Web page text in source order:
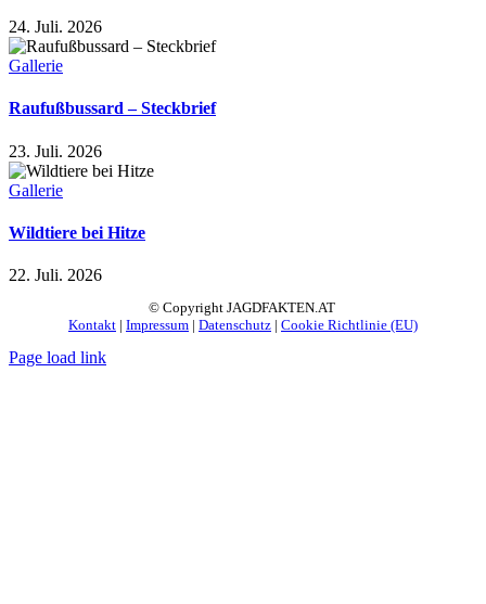
24. Juli. 2026
Gallerie
Raufußbussard – Steckbrief
23. Juli. 2026
Gallerie
Wildtiere bei Hitze
22. Juli. 2026
© Copyright JAGDFAKTEN.AT
Kontakt | Impressum | Datenschutz | Cookie Richtlinie (EU)
Page load link